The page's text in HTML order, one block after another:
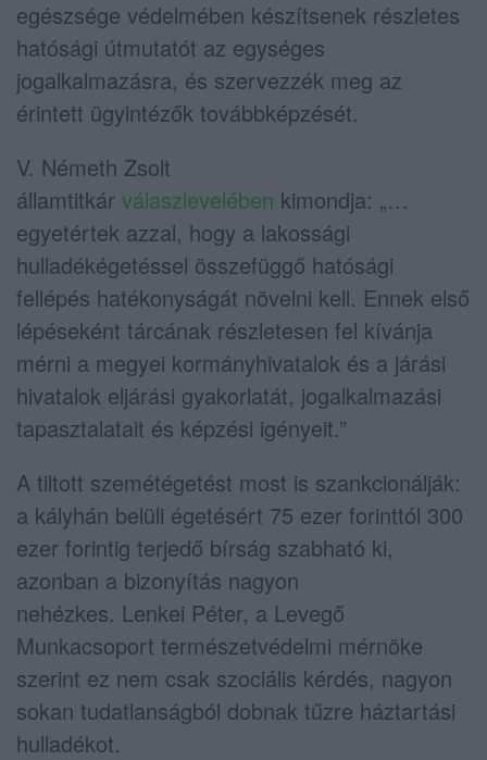
egészsége védelmében készítsenek részletes
hatósági útmutatót az egységes
jogalkalmazásra, és szervezzék meg az
érintett ügyintézők továbbképzését.
V. Németh Zsolt
államtitkár válaszlevelében kimondja: „…
egyetértek azzal, hogy a lakossági
hulladékégetéssel összefüggő hatósági
fellépés hatékonyságát növelni kell. Ennek első
lépéseként tárcának részletesen fel kívánja
mérni a megyei kormányhivatalok és a járási
hivatalok eljárási gyakorlatát, jogalkalmazási
tapasztalatait és képzési igényeit.”
A tiltott szemétégetést most is szankcionálják:
a kályhán belüli égetésért 75 ezer forinttól 300
ezer forintig terjedő bírság szabható ki,
azonban a bizonyítás nagyon
nehézkes. Lenkei Péter, a Levegő
Munkacsoport természetvédelmi mérnöke
szerint ez nem csak szociális kérdés, nagyon
sokan tudatlanságból dobnak tűzre háztartási
hulladékot.